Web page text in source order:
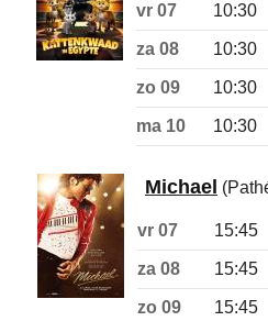
vr 07 10:30
za 08 10:30
zo 09 10:30
ma 10 10:30
Michael
vr 07 15:45
za 08 15:45
zo 09 15:45